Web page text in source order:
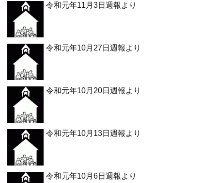
令和元年11月3日週報より
令和元年10月27日週報より
令和元年10月20日週報より
令和元年10月13日週報より
令和元年10月6日週報より